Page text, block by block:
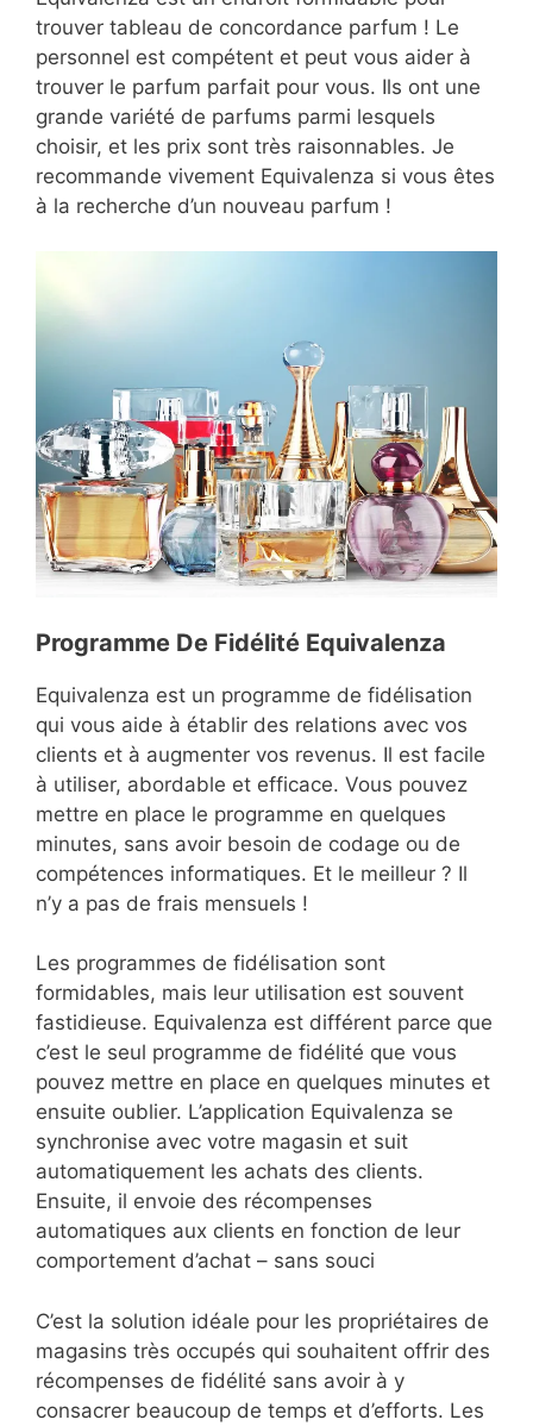
trouver tableau de concordance parfum ! Le
personnel est compétent et peut vous aider à
trouver le parfum parfait pour vous. Ils ont une
grande variété de parfums parmi lesquels
choisir, et les prix sont très raisonnables. Je
recommande vivement Equivalenza si vous êtes
à la recherche d’un nouveau parfum !
Programme De Fidélité Equivalenza
Equivalenza est un programme de fidélisation
qui vous aide à établir des relations avec vos
clients et à augmenter vos revenus. Il est facile
à utiliser, abordable et efficace. Vous pouvez
mettre en place le programme en quelques
minutes, sans avoir besoin de codage ou de
compétences informatiques. Et le meilleur ? Il
n’y a pas de frais mensuels !
Les programmes de fidélisation sont
formidables, mais leur utilisation est souvent
fastidieuse. Equivalenza est différent parce que
c’est le seul programme de fidélité que vous
pouvez mettre en place en quelques minutes et
ensuite oublier. L’application Equivalenza se
synchronise avec votre magasin et suit
automatiquement les achats des clients.
Ensuite, il envoie des récompenses
automatiques aux clients en fonction de leur
comportement d’achat – sans souci
C’est la solution idéale pour les propriétaires de
magasins très occupés qui souhaitent offrir des
récompenses de fidélité sans avoir à y
consacrer beaucoup de temps et d’efforts. Les